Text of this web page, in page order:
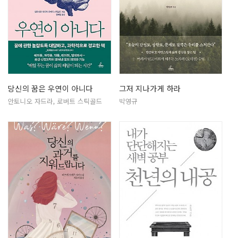
당신의 꿈은 우연이 아니다
안토니오 자드라, 로버트 스틱골드
그저 지나가게 하라
박영규